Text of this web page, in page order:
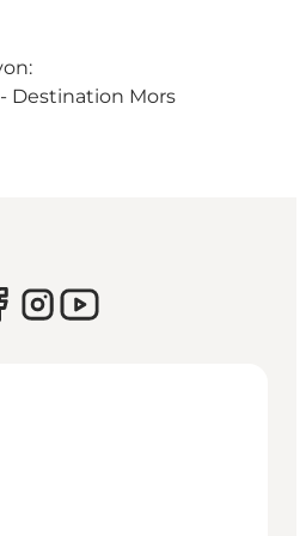
Destination Mors